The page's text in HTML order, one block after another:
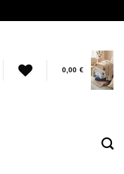
0,00 €